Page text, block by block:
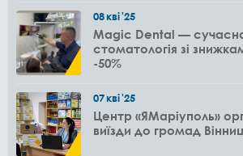
08кві'25
Magic Dental —
стоматологія зі
-50%
07кві'25
Центр «ЯМаріуполь»
виїзди до громад